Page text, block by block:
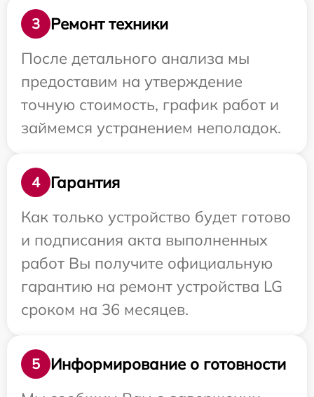
3
Ремонт техники
После детального анализа мы
предоставим на утверждение
точную стоимость, график работ и
займемся устранением неполадок.
4
Гарантия
Как только устройство будет готово
и подписания акта выполненных
работ Вы получите официальную
гарантию на ремонт устройства LG
сроком на 36 месяцев.
5
Информирование о готовности